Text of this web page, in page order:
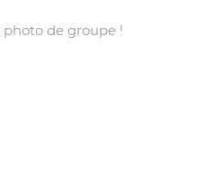
de groupe !